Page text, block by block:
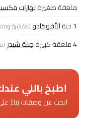
ملعقة صغيرةبهارات
1 حبة
الأفوكادو(مقشرة
4 ملعقة كبيرة جبنة شيدر
اطبخ باللي
ابحث عن وصفات بناءً